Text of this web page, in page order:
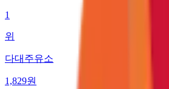
1
위
다대주유소
1,829원